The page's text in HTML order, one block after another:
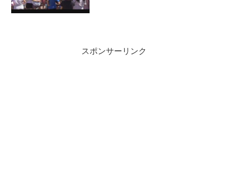
スポンサーリンク